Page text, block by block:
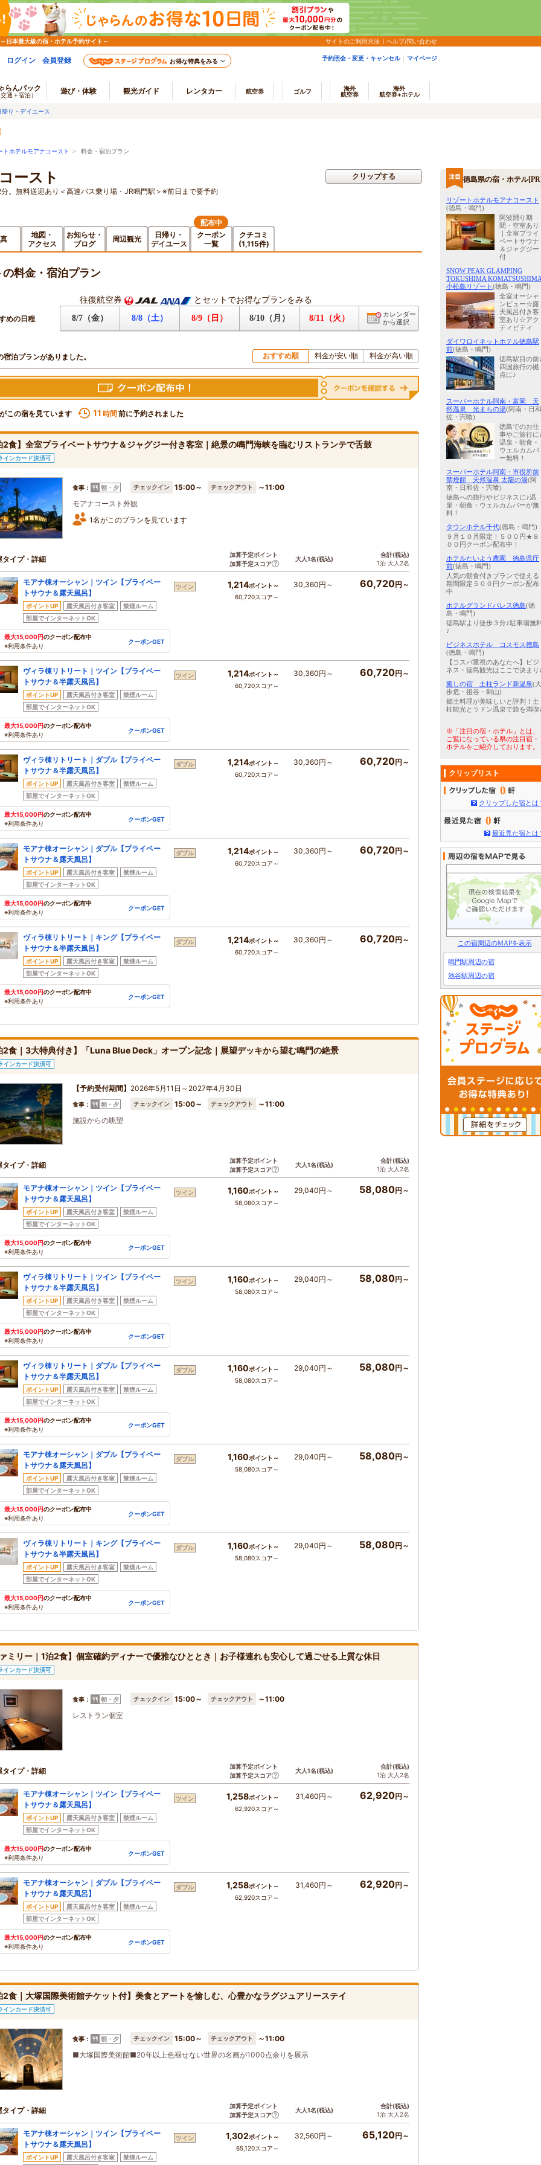
日本最大級の宿・ホテル予約サイト～ サイトのご利用方法 ヘルプ/問い合わせ
ログイン 会員登録 お得な特典をみる 予約照会・変更・キャンセル マイページ
らんパック
通＋宿泊） 遊び・体験 観光ガイド レンタカー 航空券 ゴルフ
海外
航空券
海外
航空券+ホテル
帰り・デイユース
トホテルモアナコースト > 料金・宿泊プラン
ースト
。無料送迎あり＜高速バス乗り場・JR鳴門駅＞※前日まで要予約
クリップする
地図・
アクセス
お知らせ・
ブログ
周辺観光
日帰り・
デイユース
クーポン
一覧
配布中
クチコミ
(1,115件)
料金・宿泊プラン
往復航空券 とセットでお得なプランをみる
めの日程 8/7（金） 8/8（土） 8/9（日） 8/10（月） 8/11（火）
カレンダー
から選択
宿泊プランがありました。 おすすめ順 料金が安い順 料金が高い順
この宿を見ています 11 時間 前に予約されました
2食】全室プライベートサウナ＆ジャグジー付き客室｜絶景の鳴門海峡を臨むリストランテで舌鼓
インカード決済可
食事： 朝・夕 チェックイン 15:00～ チェックアウト
～11:00
モアナコースト外観
1名がこのプランを見ています
タイプ・詳細
加算予定ポイント
加算予定スコア
大人1名(税込)
合計(税込)
1泊 大人2名
モアナ棟オーシャン｜ツイン【プライベー
トサウナ＆露天風呂】
ポイントUP 露天風呂付き客室
禁煙ルーム
部屋でインターネットOK
最大15,000円のクーポン配布中
※利用条件あり
クーポンGET
ツイン 1,214ポイント～
60,720スコア～
30,360円～ 60,720円～
ヴィラ棟リトリート｜ツイン【プライベー
トサウナ＆半露天風呂】
ポイントUP 露天風呂付き客室
禁煙ルーム
部屋でインターネットOK
最大15,000円のクーポン配布中
※利用条件あり
クーポンGET
ツイン 1,214ポイント～
60,720スコア～
30,360円～ 60,720円～
ヴィラ棟リトリート｜ダブル【プライベー
トサウナ＆半露天風呂】
ポイントUP 露天風呂付き客室
禁煙ルーム
部屋でインターネットOK
最大15,000円のクーポン配布中
※利用条件あり
クーポンGET
ダブル 1,214ポイント～
60,720スコア～
30,360円～ 60,720円～
モアナ棟オーシャン｜ダブル【プライベー
トサウナ＆露天風呂】
ポイントUP 露天風呂付き客室
禁煙ルーム
部屋でインターネットOK
最大15,000円のクーポン配布中
※利用条件あり
クーポンGET
ダブル 1,214ポイント～
60,720スコア～
30,360円～ 60,720円～
ヴィラ棟リトリート｜キング【プライベー
トサウナ＆半露天風呂】
ポイントUP 露天風呂付き客室
禁煙ルーム
部屋でインターネットOK
最大15,000円のクーポン配布中
※利用条件あり
クーポンGET
ダブル 1,214ポイント～
60,720スコア～
30,360円～ 60,720円～
2食｜3大特典付き】「Luna Blue Deck」オープン記念｜展望デッキから望む鳴門の絶景
インカード決済可
【予約受付期間】 2026年5月11日～2027年4月30日
食事： 朝・夕 チェックイン 15:00～ チェックアウト
～11:00
施設からの眺望
タイプ・詳細
加算予定ポイント
加算予定スコア
大人1名(税込)
合計(税込)
1泊 大人2名
モアナ棟オーシャン｜ツイン【プライベー
トサウナ＆露天風呂】
ポイントUP 露天風呂付き客室
禁煙ルーム
部屋でインターネットOK
最大15,000円のクーポン配布中
※利用条件あり
クーポンGET
ツイン 1,160ポイント～
58,080スコア～
29,040円～ 58,080円～
ヴィラ棟リトリート｜ツイン【プライベー
トサウナ＆半露天風呂】
ポイントUP 露天風呂付き客室
禁煙ルーム
部屋でインターネットOK
最大15,000円のクーポン配布中
※利用条件あり
クーポンGET
ツイン 1,160ポイント～
58,080スコア～
29,040円～ 58,080円～
ヴィラ棟リトリート｜ダブル【プライベー
トサウナ＆半露天風呂】
ポイントUP 露天風呂付き客室
禁煙ルーム
部屋でインターネットOK
最大15,000円のクーポン配布中
※利用条件あり
クーポンGET
ダブル 1,160ポイント～
58,080スコア～
29,040円～ 58,080円～
モアナ棟オーシャン｜ダブル【プライベー
トサウナ＆露天風呂】
ポイントUP 露天風呂付き客室
禁煙ルーム
部屋でインターネットOK
最大15,000円のクーポン配布中
※利用条件あり
クーポンGET
ダブル 1,160ポイント～
58,080スコア～
29,040円～ 58,080円～
ヴィラ棟リトリート｜キング【プライベー
トサウナ＆半露天風呂】
ポイントUP 露天風呂付き客室
禁煙ルーム
部屋でインターネットOK
最大15,000円のクーポン配布中
※利用条件あり
クーポンGET
ダブル 1,160ポイント～
58,080スコア～
29,040円～ 58,080円～
ミリー｜1泊2食】個室確約ディナーで優雅なひととき｜お子様連れも安心して過ごせる上質な休日
インカード決済可
食事： 朝・夕 チェックイン 15:00～ チェックアウト
～11:00
レストラン個室
タイプ・詳細
加算予定ポイント
加算予定スコア
大人1名(税込)
合計(税込)
1泊 大人2名
モアナ棟オーシャン｜ツイン【プライベー
トサウナ＆露天風呂】
ポイントUP 露天風呂付き客室
禁煙ルーム
部屋でインターネットOK
最大15,000円のクーポン配布中
※利用条件あり
クーポンGET
ツイン 1,258ポイント～
62,920スコア～
31,460円～ 62,920円～
モアナ棟オーシャン｜ダブル【プライベー
トサウナ＆露天風呂】
ポイントUP 露天風呂付き客室
禁煙ルーム
部屋でインターネットOK
最大15,000円のクーポン配布中
※利用条件あり
クーポンGET
ダブル 1,258ポイント～
62,920スコア～
31,460円～ 62,920円～
2食｜大塚国際美術館チケット付】美食とアートを愉しむ、心豊かなラグジュアリーステイ
インカード決済可
食事： 朝・夕 チェックイン 15:00～ チェックアウト
～11:00
■大塚国際美術館■20年以上色褪せない世界の名画が1000点余りを展示
タイプ・詳細
加算予定ポイント
加算予定スコア
大人1名(税込)
合計(税込)
1泊 大人2名
モアナ棟オーシャン｜ツイン【プライベー
トサウナ＆露天風呂】
ポイントUP 露天風呂付き客室 禁煙ルーム
ツイン 1,302ポイント～
65,120スコア～
32,560円～ 65,120円～
徳島県の宿・ホテル
リゾートホテルモアナコースト
(徳島・鳴門)
阿波踊り期
間・空室あり
｜全室プライ
ベートサウナ
＆ジャグジー
付
SNOW PEAK GLAMPING
TOKUSHIMA
小松島リゾート(徳島・鳴門)
全室オーシャ
ンビュー☆露
天風呂付き客
室あり☆アク
ティビティ
ダイワロイネットホテル徳島駅
前(徳島・鳴門)
徳島駅目の前
四国旅行の拠
点に♪
スーパーホテル阿南・富岡 天
然温泉 光まちの湯(阿南・日和
佐・宍喰)
徳島でのお仕
事やご旅行に
温泉・朝食・
ウェルカムバ
ー無料！
スーパーホテル阿南・市役所前
禁煙館 天然温泉 太龍の湯(阿
南・日和佐・宍喰)
徳島への旅行やビジネスに♪温
泉・朝食・ウェルカムバーが無
料！
タウンホテル千代(徳島・鳴門)
９月１０月限定！５００円★８
００円クーポン配布中！
ホテルたいよう農園 徳島県庁
前(徳島・鳴門)
人気の朝食付きプランで使える
期間限定５００円クーポン配布
中
ホテルグランドパレス徳島(徳
島・鳴門)
徳島駅より徒歩３分♪駐車場無
♪
ビジネスホテル コスモス徳島
(徳島・鳴門)
【コスパ重視のあなたへ】ビジ
ネス・徳島観光はここで決まり
癒しの宿 土柱ランド新温泉(大
歩危・祖谷・剣山)
郷土料理が美味しいと評判！土
柱観光とラドン温泉で旅を満喫
※「注目の宿・ホテル」とは、
ご覧になっている県の注目宿・
ホテルをご紹介しております。
クリップリスト
0
クリップした宿とは
0
最近見た宿とは
この宿周辺のMAPを表示
鳴門駅周辺の宿
池谷駅周辺の宿